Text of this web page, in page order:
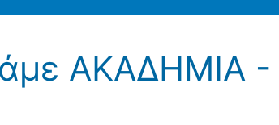
ΑΚΑΔΗΜΙΑ -